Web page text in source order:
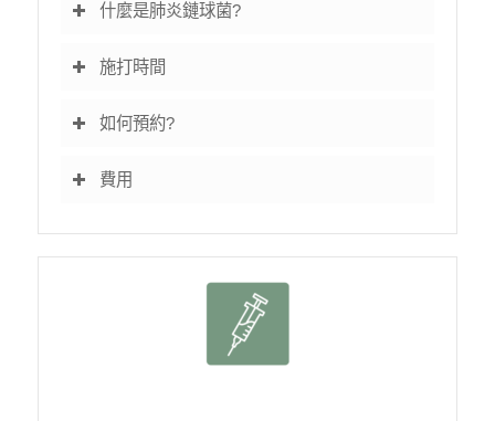
什麼是肺炎鏈球菌?
施打時間
如何預約?
費用